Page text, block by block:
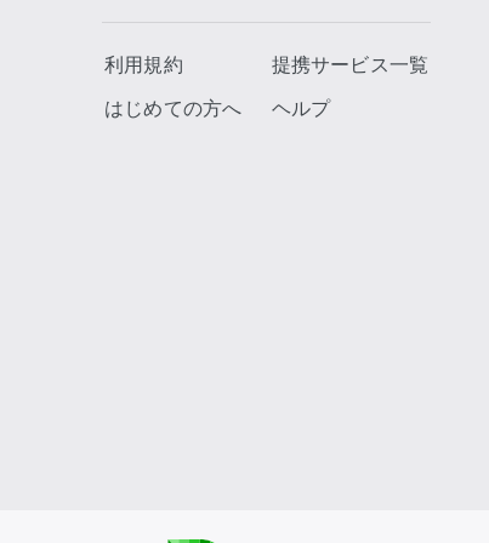
利用規約
はじめての方へ
提携サービス一覧
ヘルプ